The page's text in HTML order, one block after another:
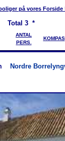
på vores Forside
Total 3 *
ANTAL
PERS.
KOMPAS
Nordre